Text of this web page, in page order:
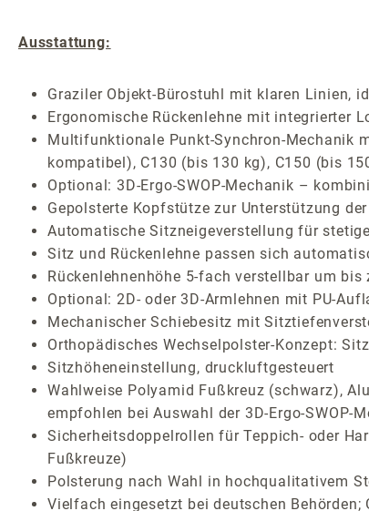
Ausstattung:
Graziler Objekt-Bürostuhl mit klaren Linien,
Ergonomische Rückenlehne mit integrierter
Multifunktionale Punkt-Synchron-Mechanik
kompatibel), C130 (bis 130 kg), C150 (bis
Optional: 3D-Ergo-SWOP-Mechanik –
Gepolsterte Kopfstütze zur Unterstützung
Automatische Sitzneigeverstellung für
Sitz und Rückenlehne passen sich
Rückenlehnenhöhe 5-fach verstellbar um bis
Optional: 2D- oder 3D-Armlehnen mit PU-
Mechanischer Schiebesitz mit
Orthopädisches Wechselpolster-Konzept:
Sitzhöheneinstellung, druckluftgesteuert
Wahlweise Polyamid Fußkreuz (schwarz),
empfohlen bei Auswahl der 3D-Ergo-SWOP-
Sicherheitsdoppelrollen für Teppich- oder
Fußkreuze)
Polsterung nach Wahl in hochqualitativem
Vielfach eingesetzt bei deutschen Behörden;